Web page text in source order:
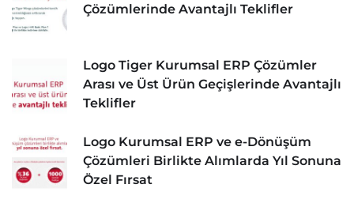
Çözümlerinde Avantajlı Teklifler
Logo Tiger Kurumsal ERP Çözümler
Arası ve Üst Ürün Geçişlerinde Avantajlı
Teklifler
Logo Kurumsal ERP ve e-Dönüşüm
Çözümleri Birlikte Alımlarda Yıl Sonuna
Özel Fırsat